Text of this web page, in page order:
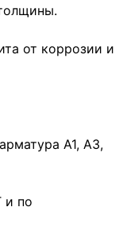
от коррозии и
А1, А3,
и по